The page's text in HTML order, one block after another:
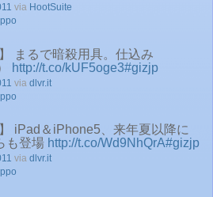
via HootSuite
まるで暗殺用具。仕込み
http://t.co/kUF5oge3#gizjp
via dlvr.it
iPad＆iPhone5、来年夏以降に
も登場 http://t.co/Wd9NhQrA#gizjp
via dlvr.it